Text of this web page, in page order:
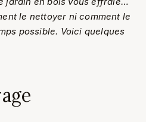
le nettoyer ni comment le
possible. Voici quelques